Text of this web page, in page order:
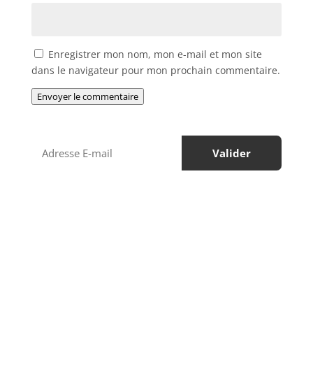
Enregistrer mon nom, mon e-mail et mon site
dans le navigateur pour mon prochain commentaire.
Envoyer le commentaire